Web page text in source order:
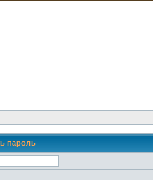
пароль